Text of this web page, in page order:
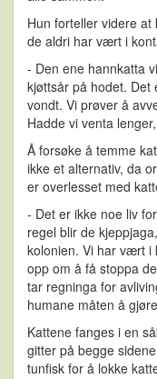
Hun forteller videre
de aldri har vært i
- Den ene hannkatta
kjøttsår på hodet. Det
vondt. Vi prøver å
Hadde vi venta
Å forsøke å temme
ikke et alternativ, da
er overlesset med
- Det er ikke noe liv
regel blir de
kolonien. Vi har vært i
opp om å få stoppa
tar regninga for
humane måten å
Kattene fanges i en
gitter på begge
tunfisk for å lokke